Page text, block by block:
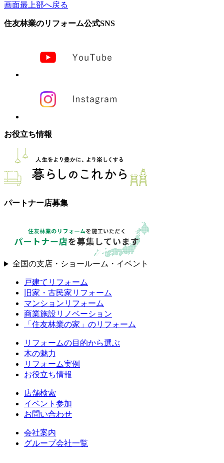
画面最上部へ戻る
住友林業のリフォーム公式SNS
お役立ち情報
パートナー店募集
全国の支店・ショールーム・イベント
戸建てリフォーム
旧家・古民家リフォーム
マンションリフォーム
商業施設リノベーション
「住友林業の家」のリフォーム
リフォームの目的から選ぶ
木の魅力
リフォーム実例
お役立ち情報
店舗検索
イベント参加
お問い合わせ
会社案内
グループ会社一覧